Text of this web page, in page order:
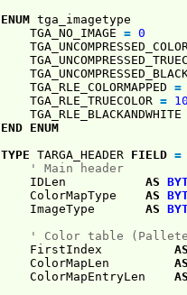
ENUM tga_imagetype
TGA_NO_IMAGE = 0
TGA_RLE_COLORMAPPED =
TGA_RLE_TRUECOLOR =
END ENUM
TYPE TARGA_HEADER FIELD =
' Main header
IDLen AS
ColorMapType AS
ImageType AS
' Color table
FirstIndex
ColorMapLen
ColorMapEntryLen